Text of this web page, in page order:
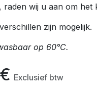
raden wij u aan om
zijn mogelijk.
op 60°C.
€ Exclusief btw